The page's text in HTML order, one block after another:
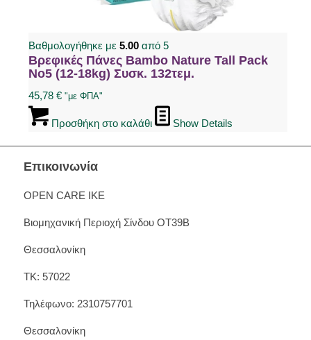
Βαθμολογήθηκε με 5.00από 5
Βρεφικές Πάνες Bambo Nature Tall Pack
No5 (12-18kg) Συσκ. 132τεμ.
45,78 € "με ΦΠΑ"
Προσθήκη στο καλάθι Show Details
Επικοινωνία
OPEN CARE IKE
Βιομηχανική Περιοχή Σίνδου ΟΤ39Β
Θεσσαλονίκη
ΤΚ: 57022
Τηλέφωνο: 2310757701
Θεσσαλονίκη